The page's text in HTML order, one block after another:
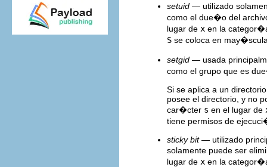
setuid — utilizado
como el due�o del
lugar de x en la
S se coloca en
setgid — usada
como el grupo que es
Si se aplica a un
posee el directorio, y no
car�cter s en el lugar de
tiene permisos de
sticky bit— utilizado
solamente puede ser
lugar de x en la